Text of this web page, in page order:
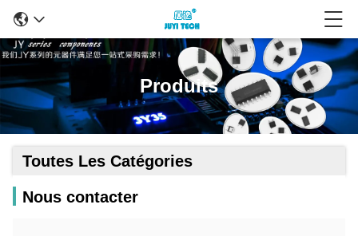
Produits
Toutes Les Catégories
Nous contacter